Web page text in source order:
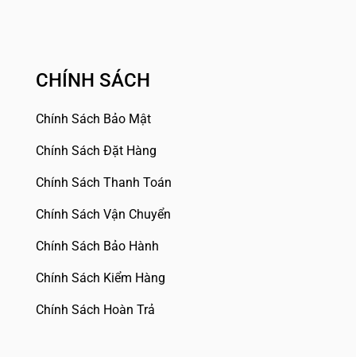
CHÍNH SÁCH
Chính Sách Bảo Mật
Chính Sách Đặt Hàng
Chính Sách Thanh Toán
Chính Sách Vận Chuyển
Chính Sách Bảo Hành
Chính Sách Kiểm Hàng
Chính Sách Hoàn Trả